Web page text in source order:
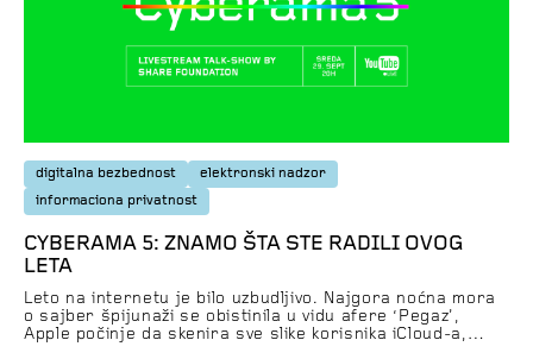
digitalna bezbednost
elektronski nadzor
informaciona privatnost
CYBERAMA 5: ZNAMO ŠTA STE RADILI OVOG
LETA
Leto na internetu je bilo uzbudljivo. Najgora noćna mora
o sajber špijunaži se obistinila u vidu afere ‘Pegaz’,
Apple počinje da skenira sve slike korisnika iCloud-a,